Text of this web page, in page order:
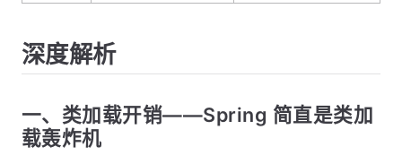
深度解析
一、类加载开销——Spring 简直是类加
载轰炸机